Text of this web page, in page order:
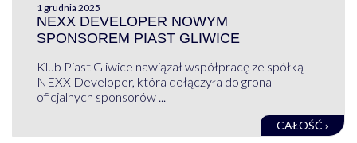
1 grudnia 2025
NEXX DEVELOPER NOWYM
SPONSOREM PIAST GLIWICE
Klub Piast Gliwice nawiązał współpracę ze spółką
NEXX Developer, która dołączyła do grona
oficjalnych sponsorów ...
CAŁOŚĆ ›